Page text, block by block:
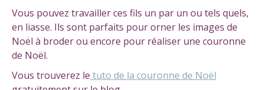
Vous pouvez travailler ces fils un par un ou tels quels,
en liasse. Ils sont parfaits pour orner les images de
Noël à broder ou encore pour réaliser une couronne
de Noël.
Vous trouverez le tuto de la couronne de Noël